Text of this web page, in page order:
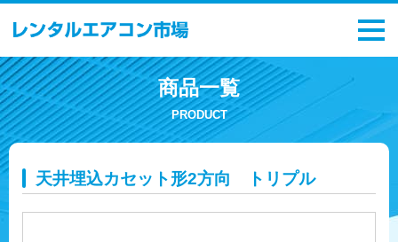
商品一覧
PRODUCT
天井埋込カセット形2方向 トリプル